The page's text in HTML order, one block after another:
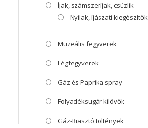
Íjak, számszeríjak, csúzlik
Nyilak, íjászati kiegészítők
Muzeális fegyverek
Légfegyverek
Gáz és Paprika spray
Folyadéksugár kilövők
Gáz-Riasztó töltények